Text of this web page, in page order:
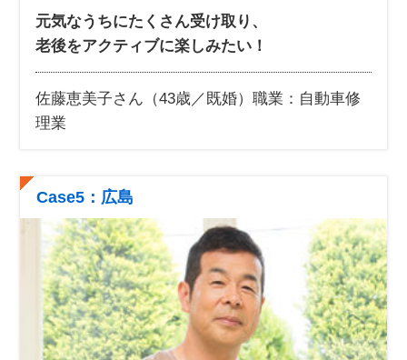
元気なうちにたくさん受け取り、
老後をアクティブに楽しみたい！
佐藤恵美子さん（43歳／既婚） 職業：自動車修
理業
Case5：広島